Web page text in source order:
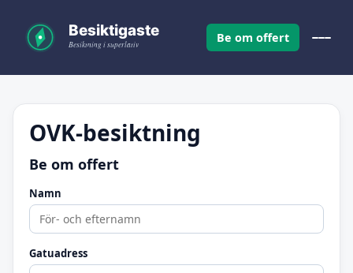
Be om offert
OVK-besiktning
Be om offert
Namn
Gatuadress